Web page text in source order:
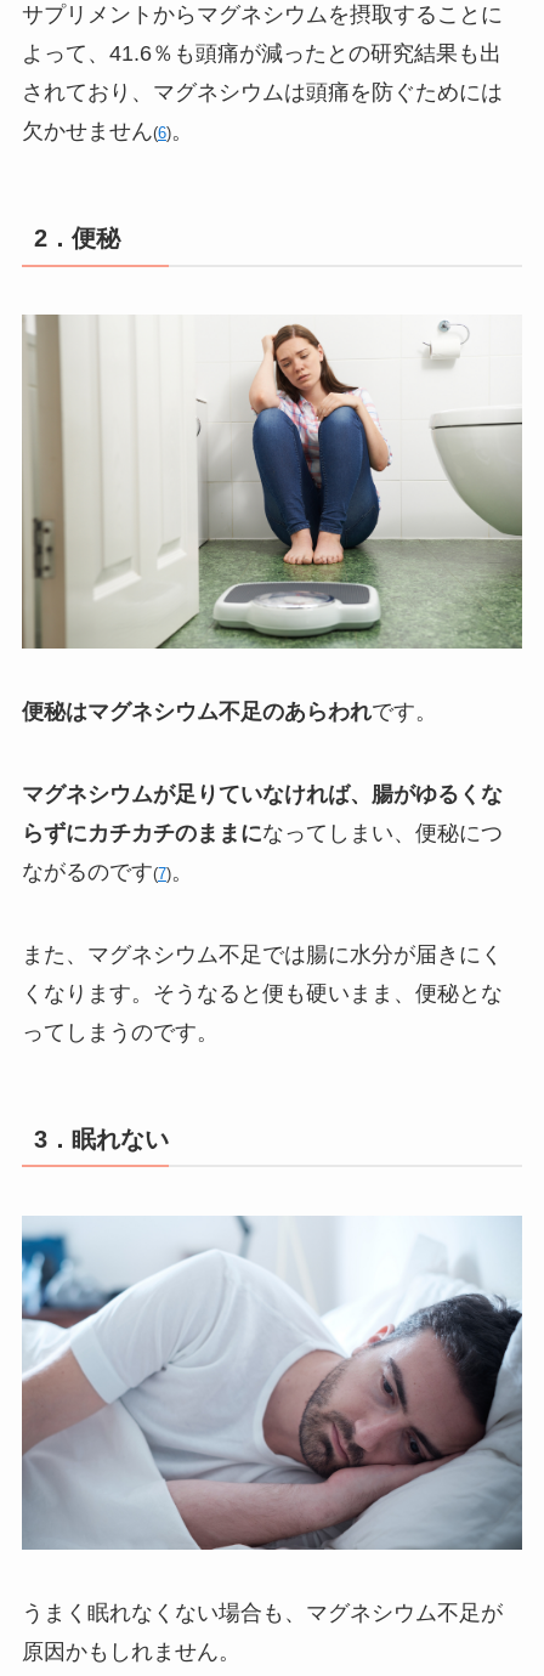
サプリメントからマグネシウムを摂取することに
よって、41.6％も頭痛が減ったとの研究結果も出
されており、マグネシウムは頭痛を防ぐためには
欠かせません(6)。
2．便秘
便秘はマグネシウム不足のあらわれです。
マグネシウムが足りていなければ、 腸がゆるくな
らずにカチカチのままになってしまい、便秘につ
ながるのです(7)。
また、マグネシウム不足では腸に水分が届きにく
くなります。そうなると便も硬いまま、便秘とな
ってしまうのです。
3．眠れない
うまく眠れなくない場合も、マグネシウム不足が
原因かもしれません。